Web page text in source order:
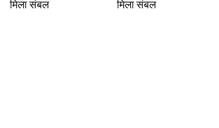
मिला संबल
मिला संबल